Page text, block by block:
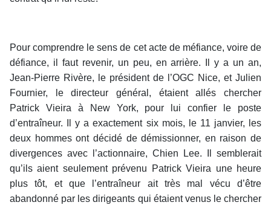
Pour comprendre le sens de cet acte de méfiance, voire de
défiance, il faut revenir, un peu, en arrière. Il y a un an,
Jean-Pierre Rivère, le président de l’OGC Nice, et Julien
Fournier, le directeur général, étaient allés chercher
Patrick Vieira à New York, pour lui confier le poste
d’entraîneur. Il y a exactement six mois, le 11 janvier, les
deux hommes ont décidé de démissionner, en raison de
divergences avec l’actionnaire, Chien Lee. Il semblerait
qu’ils aient seulement prévenu Patrick Vieira une heure
plus tôt, et que l’entraîneur ait très mal vécu d’être
abandonné par les dirigeants qui étaient venus le chercher